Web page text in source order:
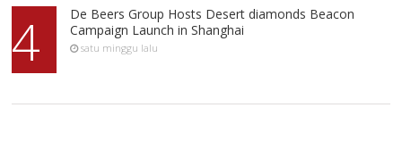
4
De Beers Group Hosts Desert diamonds Beacon
Campaign Launch in Shanghai
satu minggu lalu